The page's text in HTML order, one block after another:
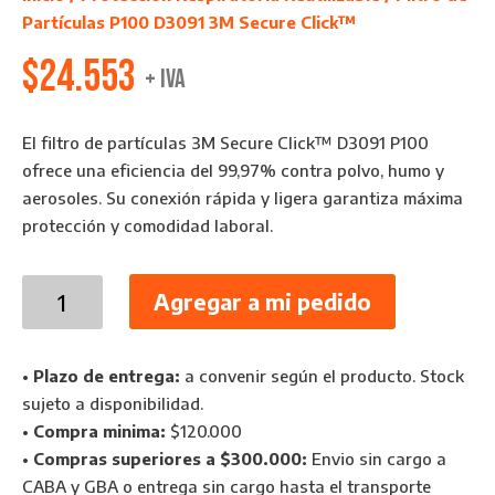
Partículas P100 D3091 3M Secure Click™
$24.553 + IVA
El filtro de partículas 3M Secure Click™ D3091 P100
ofrece una eficiencia del 99,97% contra polvo, humo y
aerosoles. Su conexión rápida y ligera garantiza máxima
protección y comodidad laboral.
P100
D3091
3M
Secure
Click™
Agregar a mi pedido
• Plazo de entrega: a convenir según el producto. Stock
sujeto a disponibilidad.
• Compra minima: $120.000
• Compras superiores a $300.000: Envio sin cargo a
CABA y GBA o entrega sin cargo hasta el transporte